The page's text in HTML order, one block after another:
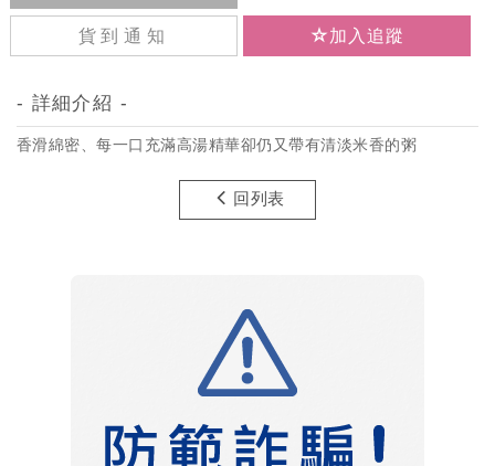
貨到通知 加入追蹤
- 詳細介紹 -
香滑綿密、每一口充滿高湯精華卻仍又帶有清淡米香的粥
回列表